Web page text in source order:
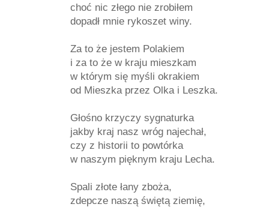
choć nic złego nie zrobiłem
dopadł mnie rykoszet winy.
Za to że jestem Polakiem
i za to że w kraju mieszkam
w którym się myśli okrakiem
od Mieszka przez Olka i Leszka.
Głośno krzyczy sygnaturka
jakby kraj nasz wróg najechał,
czy z historii to powtórka
w naszym pięknym kraju Lecha.
Spali złote łany zboża,
zdepcze naszą świętą ziemię,